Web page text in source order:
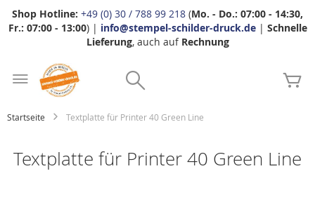
Shop Hotline: +49 (0) 30 / 788 99 218 (Mo. - Do.: 07:00 - 14:30,
Fr.: 07:00 - 13:00) | info@stempel-schilder-druck.de| Schnelle
Lieferung, auch auf Rechnung
Startseite Textplatte für Printer 40 Green Line
Textplatte für Printer 40 Green Line